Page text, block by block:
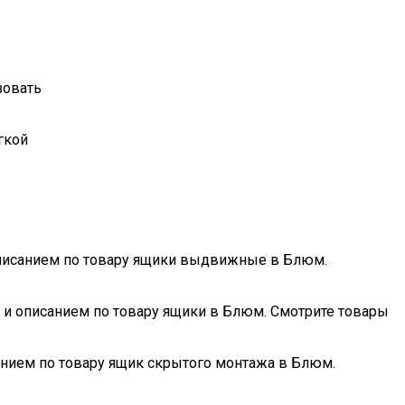
по товару ящики выдвижные в Блюм.
описанием по товару ящики в Блюм. Смотрите товары
по товару ящик скрытого монтажа в Блюм.